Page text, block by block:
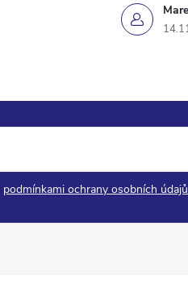
podmínkami ochrany osobních údajů